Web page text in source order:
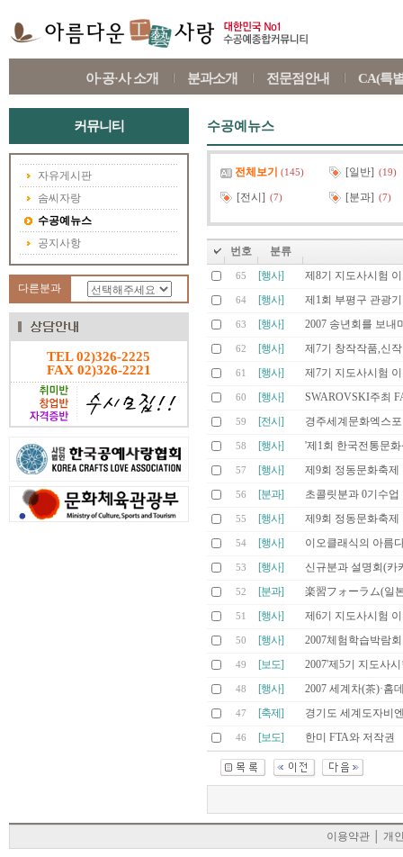
아·공·사 소개 분과소개 전문점안내 CA(특
커뮤니티
자유게시판
솜씨자랑
수공예뉴스
공지사항
다른분과
TEL 02)326-2225
FAX 02)326-2221
수공예뉴스
전체보기 (145) [일반] (19)
[전시] (7) [분과] (7)
번호 분류
65 [행사] 제8기 지도사시험
64 [행사] 제1회 부평구 관광
63 [행사] 2007 송년회를 보내
62 [행사] 제7기 창작작품,신
61 [행사] 제7기 지도사시험
60 [행사] SWAROVSKI주최
59 [전시] 경주세계문화엑스
58 [행사] '제1회 한국전통문
57 [행사] 제9회 정동문화축제
56 [분과] 초콜릿분과 0기수업
55 [행사] 제9회 정동문화축제
54 [행사] 이오클래식의 아름
53 [행사] 신규분과 설명회(카
52 [분과] 楽習フォーラム(일
51 [행사] 제6기 지도사시험
50 [행사] 2007체험학습박람
49 [보도] 2007'제5기 지도사
48 [행사] 2007 세계차(茶)·홈
47 [축제] 경기도 세계도자비
46 [보도] 한미 FTA와 저작권
이용약관 │개